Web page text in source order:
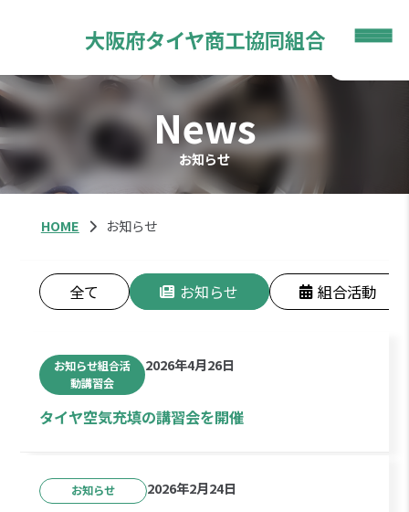
大阪府タイヤ商工協同組合
News
お知らせ
HOME お知らせ
全て お知らせ 組合活動
お知らせ組合活
動講習会
2026年4月26日
タイヤ空気充填の講習会を開催
お知らせ 2026年2月24日